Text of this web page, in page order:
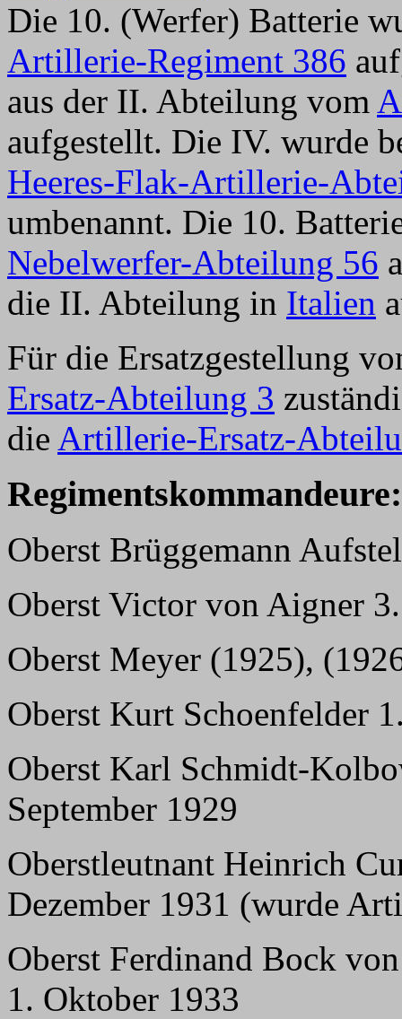
Die 10. (Werfer) Batterie
Artillerie-Regiment 386
aus der II. Abteilung vom
aufgestellt. Die IV. wurde
Heeres-Flak-Artillerie-
umbenannt. Die 10.
Nebelwerfer-Abteilung 56
die II. Abteilung in Italien
Für die Ersatzgestellung
Ersatz-Abteilung 3
die Artillerie-Ersatz-
Regimentskommandeure:
Oberst Brüggemann
Oberst Victor von Aigner
Oberst Meyer (1925),
Oberst Kurt Schoenfelder
Oberst Karl Schmidt-
September 1929
Oberstleutnant Heinrich
Dezember 1931 (wurde
Oberst Ferdinand Bock
1. Oktober 1933